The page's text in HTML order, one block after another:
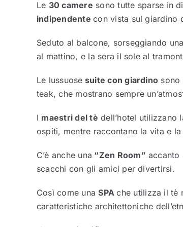
Le 30 camere sono tutte sparse in
indipendentecon vista sul giardino
Seduto al balcone, sorseggiando
al mattino, e la sera il sole al
Le lussuose suite con giardino sono
teak, che mostrano sempre
I maestri del tè dell’hotel utilizzano
ospiti, mentre raccontano la vita e
C’è anche una “Zen Room” accanto
scacchi con gli amici per divertirsi.
Così come unaSPAche utilizza il tè
caratteristiche architettoniche